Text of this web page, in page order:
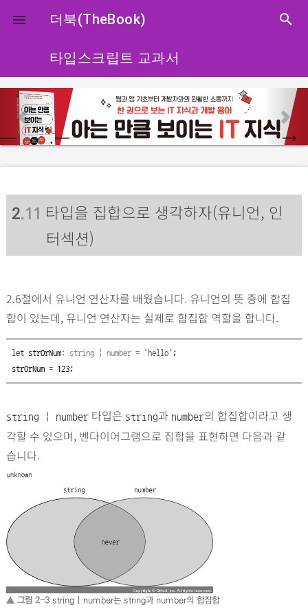
close
 더북(TheBook) search
타입스크립트 교과서
p
r
e
o
u
e
x
2.11 타입을 집합으로 생각하자(유니언, 인
터섹션)
2.6절에서 유니언 연산자를 배웠습니다. 유니언의 뜻 중에 합집
합이 있는데, 유니언 연산자는 실제로 합집합 역할을 합니다.
let strOrNum: string | number = 'hello' ;
strOrNum = 123;
string | number타입은 string과 number의 합집합이라고 생
각할 수 있으며, 벤다이어그램으로 집합을 표현하면 다음과 같
습니다.
▲ 그림 2-3string | number는 string과 number의 합집합